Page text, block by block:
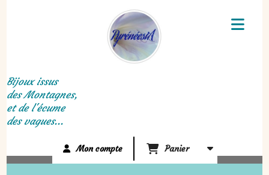
Bijoux issus
des Montagnes,
et de l'écume
des vagues...
Mon compte Panier